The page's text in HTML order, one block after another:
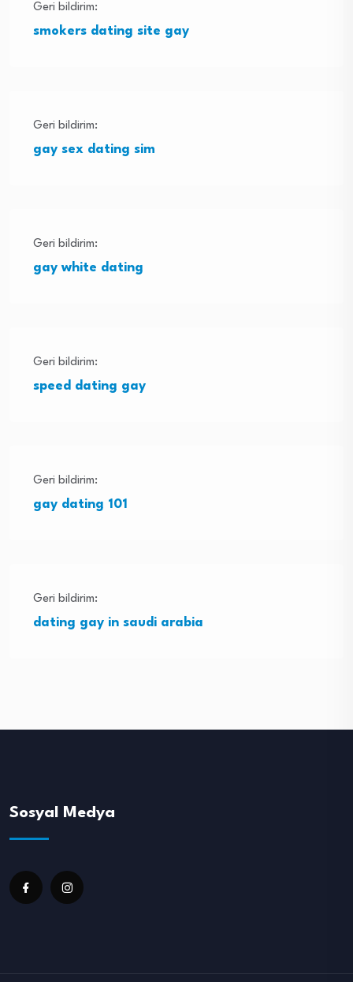
Geri bildirim:
smokers dating site gay
Geri bildirim:
gay sex dating sim
Geri bildirim:
gay white dating
Geri bildirim:
speed dating gay
Geri bildirim:
gay dating 101
Geri bildirim:
dating gay in saudi arabia
Sosyal Medya